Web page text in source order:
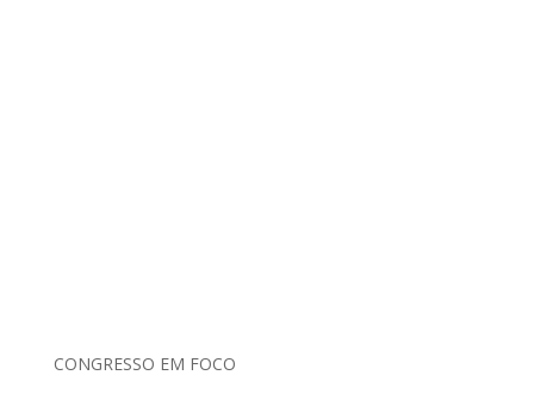
CONGRESSO EM FOCO